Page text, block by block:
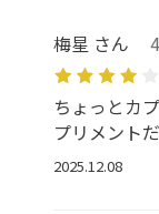
梅星 さん
ちょっとカ
プリメント
2025.12.08